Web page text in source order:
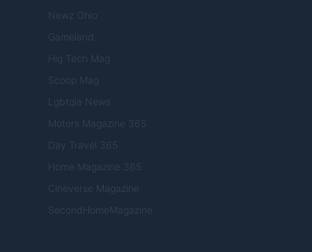
Newz Ohio
Gameland
Hig Tech Mag
Scoop Mag
Lgbtqia News
Motors Magazine 365
Day Travel 365
Home Magazine 365
Cineverse Magazine
SecondHomeMagazine